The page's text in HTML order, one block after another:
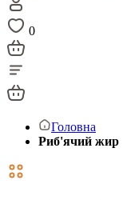
0
Головна
Риб'ячий жир